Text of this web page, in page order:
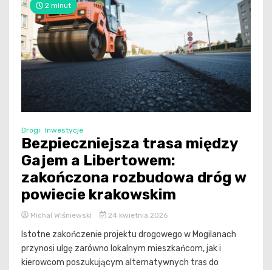
2 minut
Drogi Inwestycje
Bezpieczniejsza trasa między
Gajem a Libertowem:
zakończona rozbudowa dróg w
powiecie krakowskim
Michał Wiśniewski 24 kwietnia 2026
Istotne zakończenie projektu drogowego w Mogilanach
przynosi ulgę zarówno lokalnym mieszkańcom, jak i
kierowcom poszukującym alternatywnych tras do